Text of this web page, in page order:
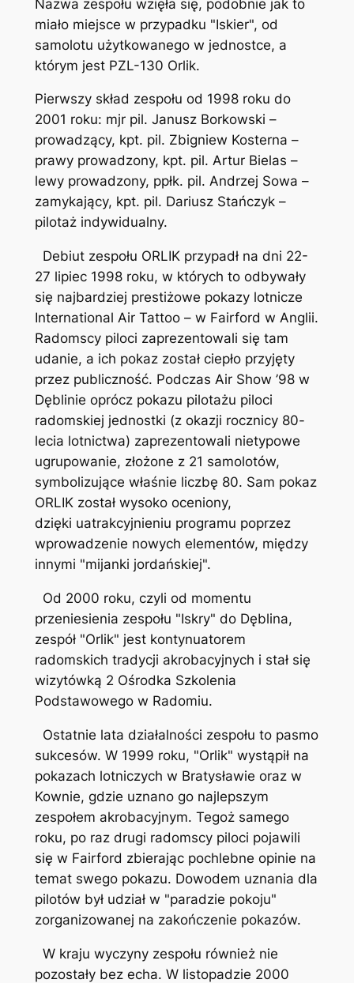
Nazwa zespołu wzięła się, podobnie jak to
miało miejsce w przypadku "Iskier", od
samolotu użytkowanego w jednostce, a
którym jest PZL-130 Orlik.
Pierwszy skład zespołu od 1998 roku do
2001 roku: mjr pil. Janusz Borkowski –
prowadzący, kpt. pil. Zbigniew Kosterna –
prawy prowadzony, kpt. pil. Artur Bielas –
lewy prowadzony, ppłk. pil. Andrzej Sowa –
zamykający, kpt. pil. Dariusz Stańczyk –
pilotaż indywidualny.
Debiut zespołu ORLIK przypadł na dni 22-
27 lipiec 1998 roku, w których to odbywały
się najbardziej prestiżowe pokazy lotnicze
International Air Tattoo – w Fairford w Anglii.
Radomscy piloci zaprezentowali się tam
udanie, a ich pokaz został ciepło przyjęty
przez publiczność. Podczas Air Show ’98 w
Dęblinie oprócz pokazu pilotażu piloci
radomskiej jednostki (z okazji rocznicy 80-
lecia lotnictwa) zaprezentowali nietypowe
ugrupowanie, złożone z 21 samolotów,
symbolizujące właśnie liczbę 80. Sam pokaz
ORLIK został wysoko oceniony,
dzięki uatrakcyjnieniu programu poprzez
wprowadzenie nowych elementów, między
innymi "mijanki jordańskiej".
Od 2000 roku, czyli od momentu
przeniesienia zespołu "Iskry" do Dęblina,
zespół "Orlik" jest kontynuatorem
radomskich tradycji akrobacyjnych i stał się
wizytówką 2 Ośrodka Szkolenia
Podstawowego w Radomiu.
Ostatnie lata działalności zespołu to pasmo
sukcesów. W 1999 roku, "Orlik" wystąpił na
pokazach lotniczych w Bratysławie oraz w
Kownie, gdzie uznano go najlepszym
zespołem akrobacyjnym. Tegoż samego
roku, po raz drugi radomscy piloci pojawili
się w Fairford zbierając pochlebne opinie na
temat swego pokazu. Dowodem uznania dla
pilotów był udział w "paradzie pokoju"
zorganizowanej na zakończenie pokazów.
W kraju wyczyny zespołu również nie
pozostały bez echa. W listopadzie 2000